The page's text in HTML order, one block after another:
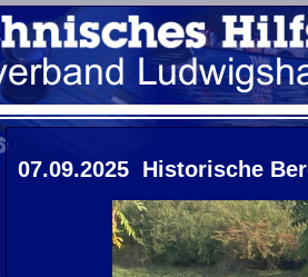
07.09.2025 Historische